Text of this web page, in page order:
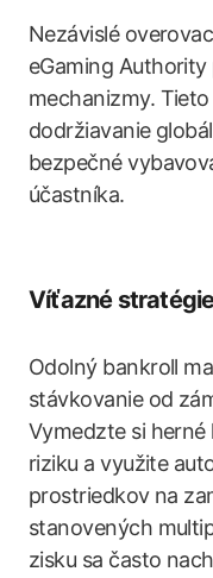
Nezávislé
eGaming
mechanizmy.
dodržiavanie
bezpečné
účastníka.
Víťazné
Odolný bankroll
stávkovanie od
Vymedzte si
riziku a využite
prostriedkov na
stanovených
zisku sa často